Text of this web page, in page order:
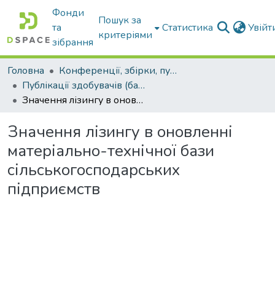
Фонди
та
зібрання
Пошук за
критеріями
Статистика
Головна
Конференції, збірки, публікації молодих вчених і здобувачів : магістрів, бакалаврів, аспірантів.
Публікації здобувачів (бакалаврів. магістрів, аспірантів)
Значення лізингу в оновленні матеріально-технічної бази сільськогосподарських підприємств
Значення лізингу в оновленні
матеріально-технічної бази
сільськогосподарських
підприємств